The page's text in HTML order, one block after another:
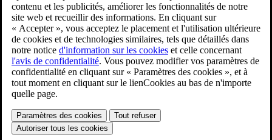
Electric motor in Volvo EX90 -
animation